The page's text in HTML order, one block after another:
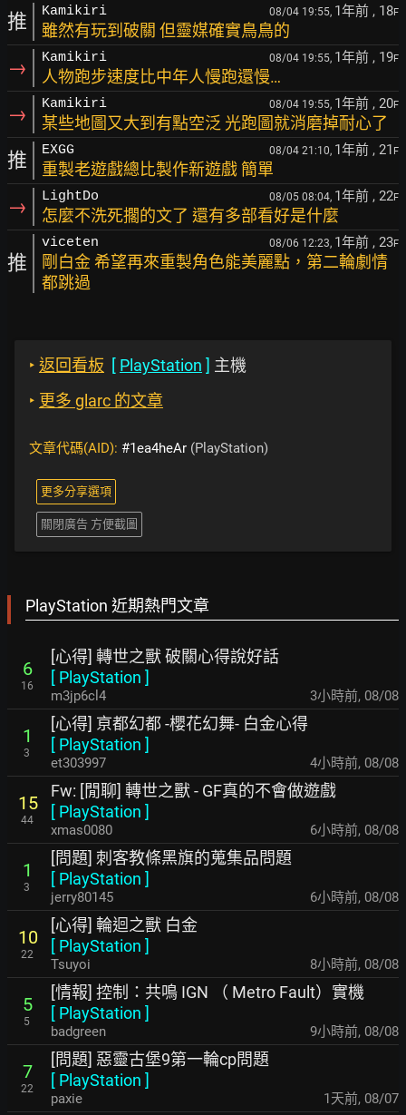
推 Kamikiri 08/04 19:55, 1年前 , 18F
雖然有玩到破關 但靈媒確實鳥鳥的
→ Kamikiri 08/04 19:55, 1年前 , 19F
人物跑步速度比中年人慢跑還慢…
→ Kamikiri 08/04 19:55, 1年前 , 20F
某些地圖又大到有點空泛 光跑圖就消磨掉耐心了
推 EXGG 08/04 21:10, 1年前 , 21 F
重製老遊戲總比製作新遊戲 簡單
→ LightDo 08/05 08:04, 1年前 , 22F
怎麼不洗死擱的文了 還有多部看好是什麼
推
viceten 08/06 12:23, 1年前 , 23F
剛白金 希望再來重製角色能美麗點，第二輪劇情
都跳過
‣ 返回看板 [ PlayStation ] 主機
‣ 更多 glarc 的文章
文章代碼(AID): #1ea4heAr (PlayStation)
更多分享選項
關閉廣告 方便截圖
PlayStation 近期熱門文章
6
16
[心得] 轉世之獸 破關心得說好話
[ PlayStation ]
m3jp6cl4 3小時前, 08/08
1
3
[心得] 亰都幻都 -櫻花幻舞- 白金心得
[ PlayStation ]
et303997 4小時前, 08/08
15
44
Fw: [閒聊] 轉世之獸 - GF真的不會做遊戲
[ PlayStation ]
xmas0080 6小時前, 08/08
1
3
[問題] 刺客教條黑旗的蒐集品問題
[ PlayStation ]
jerry80145 6小時前, 08/08
10
22
[心得] 輪迴之獸 白金
[ PlayStation ]
Tsuyoi 8小時前, 08/08
5
5
[情報] 控制：共鳴 IGN （ Metro Fault）實機
[ PlayStation ]
badgreen 9小時前, 08/08
7
22
[問題] 惡靈古堡9第一輪cp問題
[ PlayStation ]
paxie 1天前, 08/07